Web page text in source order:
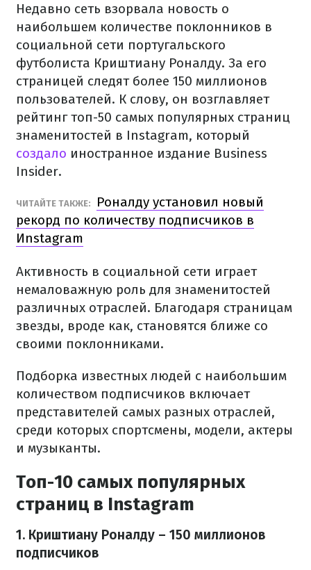
Недавно сеть взорвала новость о
наибольшем количестве поклонников в
социальной сети португальского
футболиста Криштиану Роналду. За его
страницей следят более 150 миллионов
пользователей. К слову, он возглавляет
рейтинг топ-50 самых популярных страниц
знаменитостей в Instagram, который
создало иностранное издание Business
Insider.
ЧИТАЙТЕ ТАКЖЕ:
Роналду установил новый
рекорд по количеству подписчиков в
Иnstagram
Активность в социальной сети играет
немаловажную роль для знаменитостей
различных отраслей. Благодаря страницам
звезды, вроде как, становятся ближе со
своими поклонниками.
Подборка известных людей с наибольшим
количеством подписчиков включает
представителей самых разных отраслей,
среди которых спортсмены, модели, актеры
и музыканты.
Топ-10 самых популярных
страниц в Instagram
1. Криштиану Роналду – 150 миллионов
подписчиков